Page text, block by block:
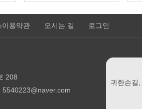
이용약관 오시는 길 로그인
208
5540223@naver.com
귀한손길